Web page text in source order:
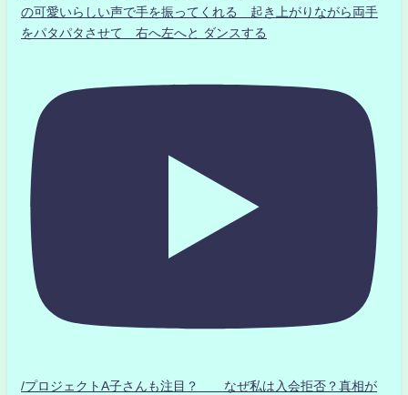
の可愛いらしい声で手を振ってくれる 起き上がりながら両手
をパタパタさせて 右へ左へと ダンスする
/プロジェクトA子さんも注目？ なぜ私は入会拒否？真相が